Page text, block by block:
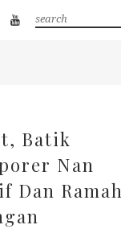
Batik
Nan
Dan Ramah